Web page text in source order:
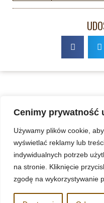
Cenimy prywatność
Używamy plików cookie,
wyświetlać reklamy lub
indywidualnych potrzeb
na stronie. Kliknięcie
zgodę na wykorzystywanie